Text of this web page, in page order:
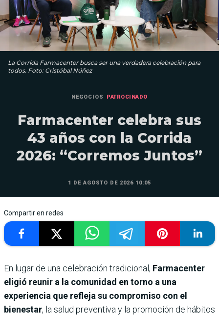
La Corrida Farmacenter busca ser una verdadera celebración para
todos. Foto: Cristóbal Núñez
NEGOCIOS PATROCINADO
Farmacenter celebra sus
43 años con la Corrida
2026: “Corremos Juntos”
1 DE AGOSTO DE 2026 10:05
Compartir en redes
En lugar de una celebración tradicional, Farmacenter
eligió reunir a la comunidad en torno a una
experiencia que refleja su compromiso con el
bienestar, la salud preventiva y la promoción de hábitos